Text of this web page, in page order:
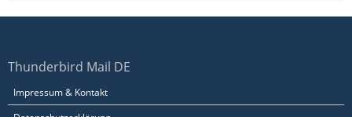
Thunderbird Mail DE
Impressum & Kontakt